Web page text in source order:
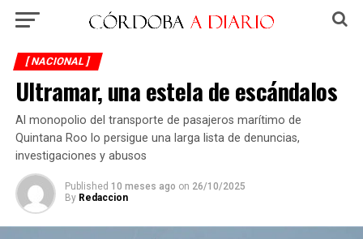
[ NACIONAL ]
Ultramar, una estela de escándalos
Al monopolio del transporte de pasajeros marítimo de
Quintana Roo lo persigue una larga lista de denuncias,
investigaciones y abusos
Published 10 meses ago on 26/10/2025
By Redaccion